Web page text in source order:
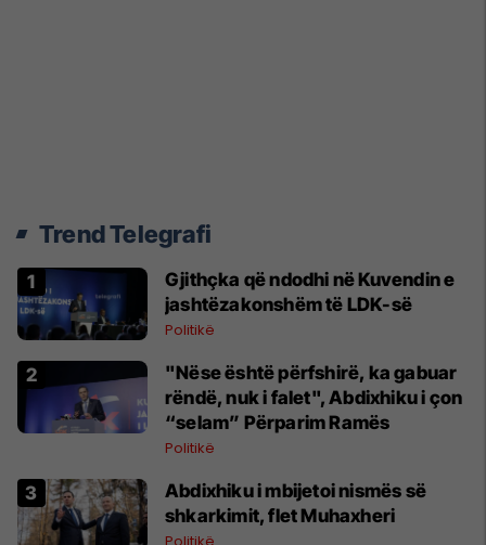
Trend Telegrafi
Gjithçka që ndodhi në Kuvendin e
jashtëzakonshëm të LDK-së
Politikë
"Nëse është përfshirë, ka gabuar
rëndë, nuk i falet", Abdixhiku i çon
“selam” Përparim Ramës
Politikë
Abdixhiku i mbijetoi nismës së
shkarkimit, flet Muhaxheri